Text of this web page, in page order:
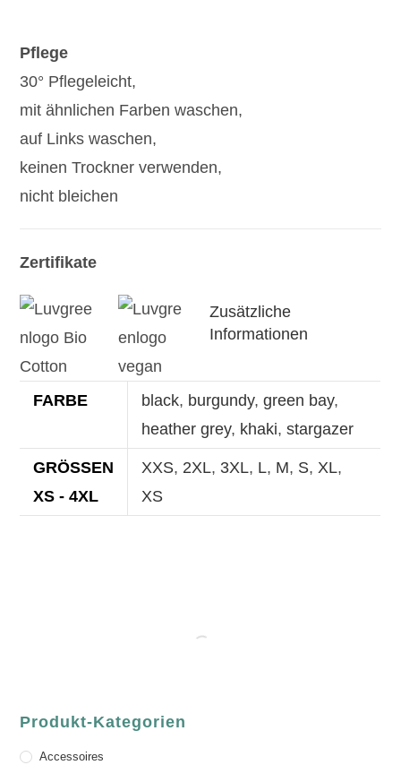
Pflege
30° Pflegeleicht,
mit ähnlichen Farben waschen,
auf Links waschen,
keinen Trockner verwenden,
nicht bleichen
Zertifikate
Zusätzliche
Informationen
FARBE black, burgundy,green bay,
heather grey, khaki,stargazer
GRÖSSEN X
S - 4XL
XXS, 2XL, 3XL, L, M, S,XL,
XS
Produkt-Kategorien
Accessoires